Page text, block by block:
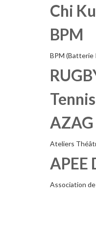
Chi
BPM
BPM (Batterie
AZAG
Ateliers
APEE
Association de